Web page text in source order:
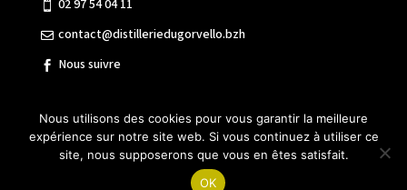
 02 97 54 04 11
 contact@distilleriedugorvello.bzh
 Nous suivre
© Distillerie Gorvello |Mentions légales |Cookies|Vie
privée
Nous utilisons des cookies pour vous garantir la meilleure
expérience sur notre site web. Si vous continuez à utiliser ce
site, nous supposerons que vous en êtes satisfait.
OK